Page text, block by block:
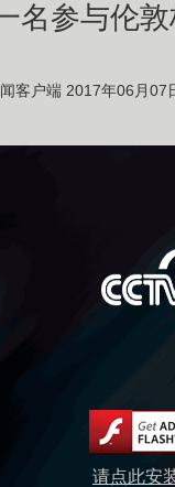
名参与伦
客户端 2017年06月07
请点此安